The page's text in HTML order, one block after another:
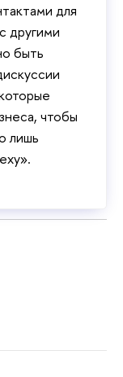
для
другими
быть
чтобы
лишь